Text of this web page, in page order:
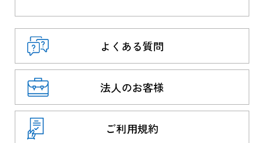
よくある質問
法人のお客様
ご利用規約